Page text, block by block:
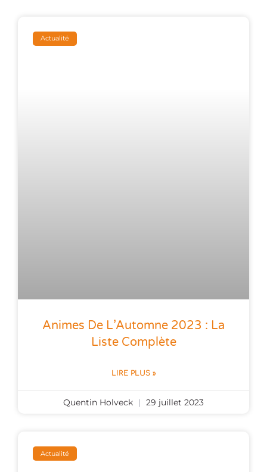
Actualité
Animes De L’Automne 2023 : La
Liste Complète
LIRE PLUS »
Quentin Holveck 29 juillet 2023
Actualité